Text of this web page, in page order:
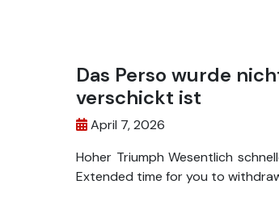
Das Perso wurde
verschickt ist
April 7, 2026
Hoher Triumph Wesentlich
Extended time for you to